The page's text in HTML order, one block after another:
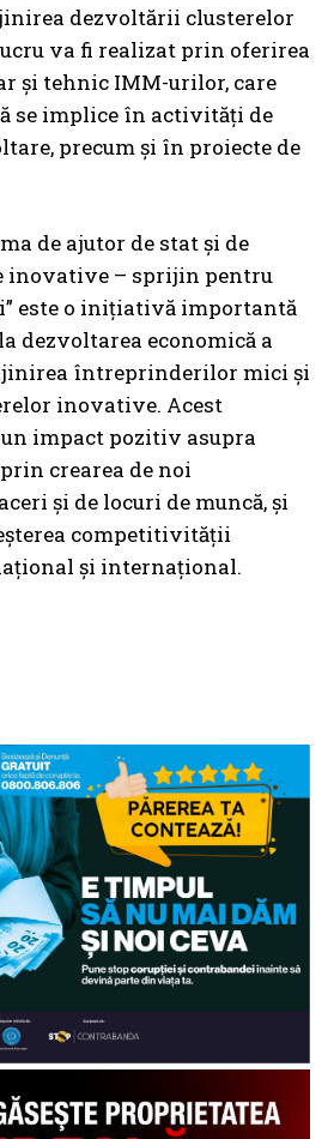
dezvoltării clusterelor
va fi realizat prin oferirea
și tehnic IMM-urilor, care
se implice în activități de
precum și în proiecte de
de ajutor de stat și de
inovative – sprijin pentru
este o inițiativă importantă
dezvoltarea economică a
întreprinderilor mici și
inovative. Acest
impact pozitiv asupra
crearea de noi
și de locuri de muncă, și
competitivității
și internațional.